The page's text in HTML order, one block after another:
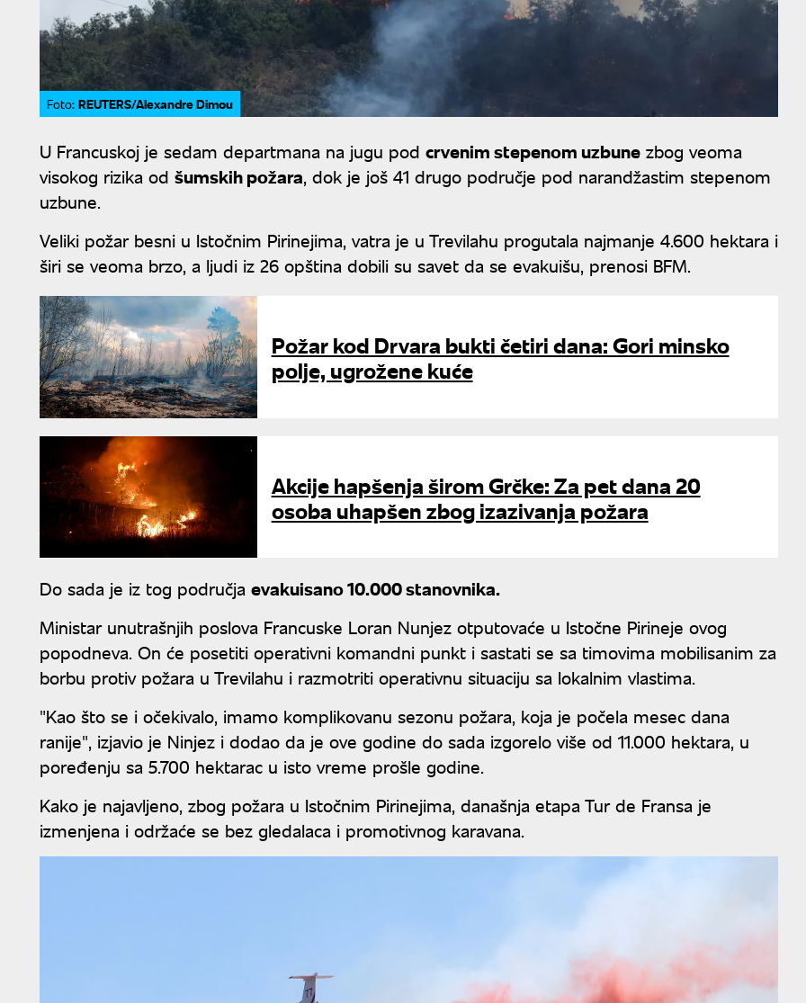
Foto: REUTERS/Alexandre Dimou
U Francuskoj je sedam departmana na jugu pod crvenim stepenom uzbune zbog veoma
visokog rizika od šumskih požara, dok je još 41 drugo područje pod narandžastim stepenom
uzbune.
Veliki požar besni u Istočnim Pirinejima, vatra je u Trevilahu progutala najmanje 4.600 hektara i
širi se veoma brzo, a ljudi iz 26 opština dobili su savet da se evakuišu, prenosi BFM.
Požar kod Drvara bukti četiri dana: Gori minsko
polje, ugrožene kuće
Akcije hapšenja širom Grčke: Za pet dana 20
osoba uhapšen zbog izazivanja požara
Do sada je iz tog područja evakuisano 10.000 stanovnika.
Ministar unutrašnjih poslova Francuske Loran Nunjez otputovaće u Istočne Pirineje ovog
popodneva. On će posetiti operativni komandni punkt i sastati se sa timovima mobilisanim za
borbu protiv požara u Trevilahu i razmotriti operativnu situaciju sa lokalnim vlastima.
"Kao što se i očekivalo, imamo komplikovanu sezonu požara, koja je počela mesec dana
ranije", izjavio je Ninjez i dodao da je ove godine do sada izgorelo više od 11.000 hektara, u
poređenju sa 5.700 hektarac u isto vreme prošle godine.
Kako je najavljeno, zbog požara u Istočnim Pirinejima, današnja etapa Tur de Fransa je
izmenjena i održaće se bez gledalaca i promotivnog karavana.